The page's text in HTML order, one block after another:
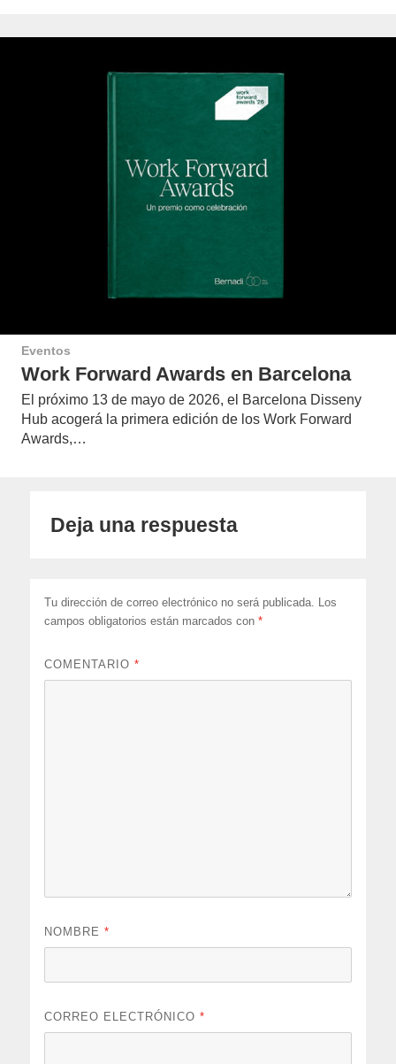
Eventos
Work Forward Awards en Barcelona
El próximo 13 de mayo de 2026, el Barcelona Disseny
Hub acogerá la primera edición de los Work Forward
Awards,…
Deja una respuesta
Tu dirección de correo electrónico no será publicada.
Los
campos obligatorios están marcados con*
COMENTARIO*
NOMBRE*
CORREO ELECTRÓNICO*